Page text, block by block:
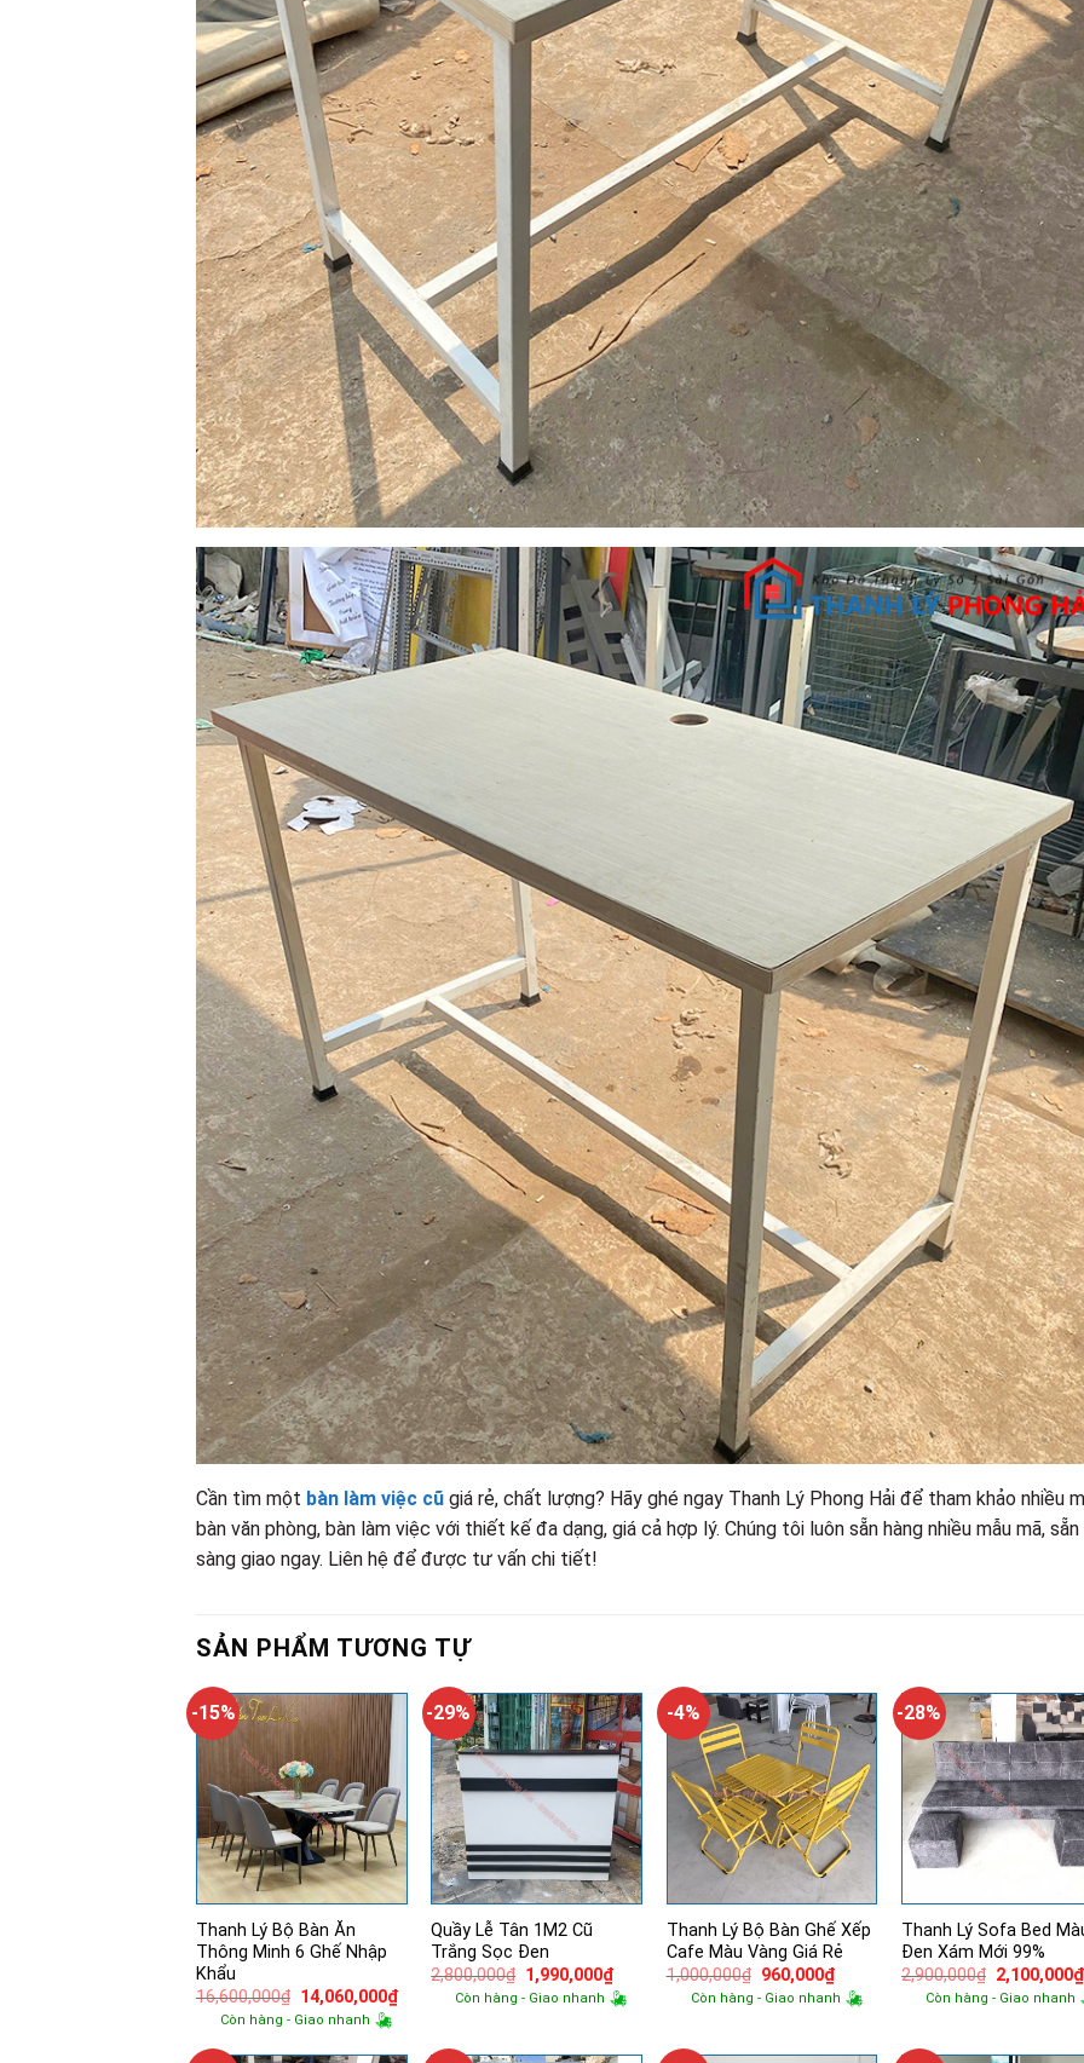
Cần tìm một bàn làm việc cũ giá rẻ, chất lượng? Hãy ghé ngay Thanh Lý Phong Hải để tham khảo nhiều
bàn văn phòng, bàn làm việc với thiết kế đa dạng, giá cả hợp lý. Chúng tôi luôn sẵn hàng nhiều mẫu mã, sẵn
sàng giao ngay. Liên hệ để được tư vấn chi tiết!
SẢN PHẨM TƯƠNG TỰ
-15%
Thanh Lý Bộ Bàn Ăn
Thông Minh 6 Ghế Nhập
Khẩu
16,600,000₫ Giá
gốc
là:
14,060,000₫Giá
Còn hàng - Giao nhanh
-29%
Quầy Lễ Tân 1M2 Cũ
Trắng Sọc Đen
2,800,000₫ Giá
gốc
là:
1,990,000₫Giá
hiện
tại
Còn hàng - Giao nhanh
-4%
Thanh Lý Bộ Bàn Ghế Xếp
Cafe Màu Vàng Giá Rẻ
1,000,000₫ Giá
gốc
là:
960,000₫Giá
hiện
tại
Còn hàng - Giao nhanh
-28%
Thanh Lý Sofa Bed
Đen Xám Mới 99%
2,900,000₫ Giá
gốc
là:
2,100,000₫
Còn hàng - Giao nhanh